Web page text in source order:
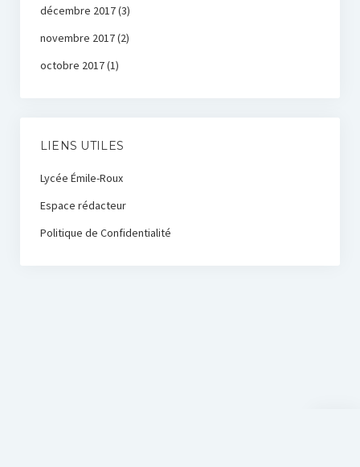
décembre 2017(3)
novembre 2017(2)
octobre 2017(1)
LIENS UTILES
Lycée Émile-Roux
Espace rédacteur
Politique de Confidentialité